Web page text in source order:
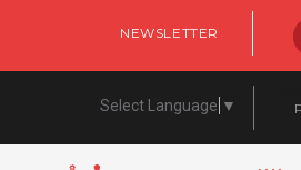
NEWSLETTER
Select Language ▼